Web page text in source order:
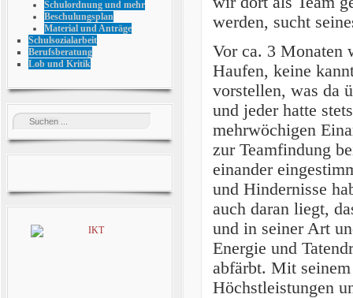
Schulordnung und mehr
Beschulungsplan
Material und Anträge
Schulsozialarbeit
Berufsberatung
Lob und Kritik
werden, sucht
Vor ca. 3 Monaten
Haufen, keine
vorstellen, was da
und jeder hatte
mehrwöchigen
zur Teamfindung
einander
und Hindernisse
auch daran liegt,
und in seiner Art
Energie und
abfärbt. Mit
Höchstleistungen